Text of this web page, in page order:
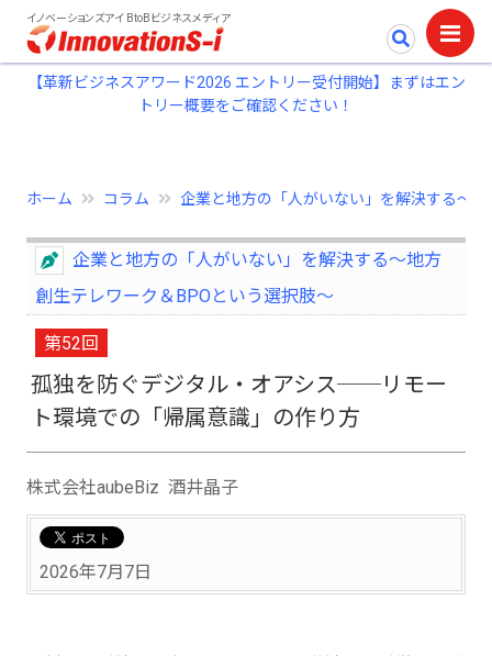
イノベーションズアイ BtoBビジネスメディア
【革新ビジネスアワード2026 エントリー受付開始】まずはエン
トリー概要をご確認ください！
ホーム コラム 企業と地方の「人がいない」を解決する～地
企業と地方の「人がいない」を解決する～地方
創生テレワーク＆BPOという選択肢～
第52回
孤独を防ぐデジタル・オアシス──リモー
ト環境での「帰属意識」の作り方
株式会社aubeBiz 酒井晶子
2026年7月7日